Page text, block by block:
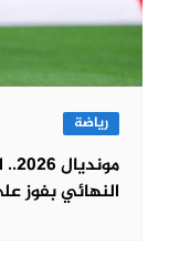
رياضة
النهائي بفوز